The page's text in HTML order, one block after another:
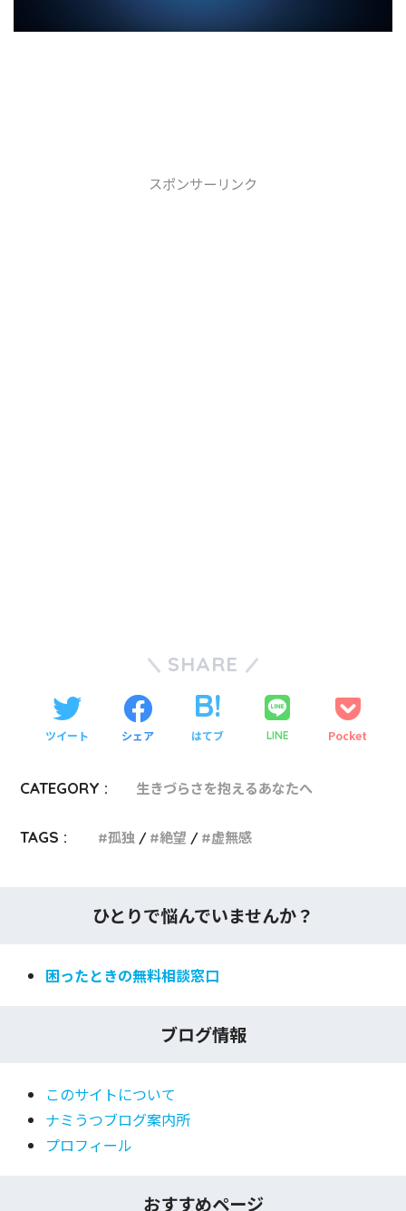
スポンサーリンク
SHARE
ツイート シェア はてブ LINE Pocket
CATEGORY : 生きづらさを抱えるあなたへ
TAGS : 孤独 絶望 虚無感
ひとりで悩んでいませんか？
困ったときの無料相談窓口
ブログ情報
このサイトについて
ナミうつブログ案内所
プロフィール
おすすめページ